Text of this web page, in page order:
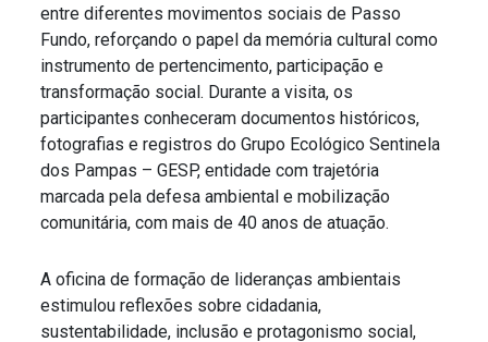
entre diferentes movimentos sociais de Passo
Fundo, reforçando o papel da memória cultural como
instrumento de pertencimento, participação e
transformação social. Durante a visita, os
participantes conheceram documentos históricos,
fotografias e registros do Grupo Ecológico Sentinela
dos Pampas – GESP, entidade com trajetória
marcada pela defesa ambiental e mobilização
comunitária, com mais de 40 anos de atuação.
A oficina de formação de lideranças ambientais
estimulou reflexões sobre cidadania,
sustentabilidade, inclusão e protagonismo social,